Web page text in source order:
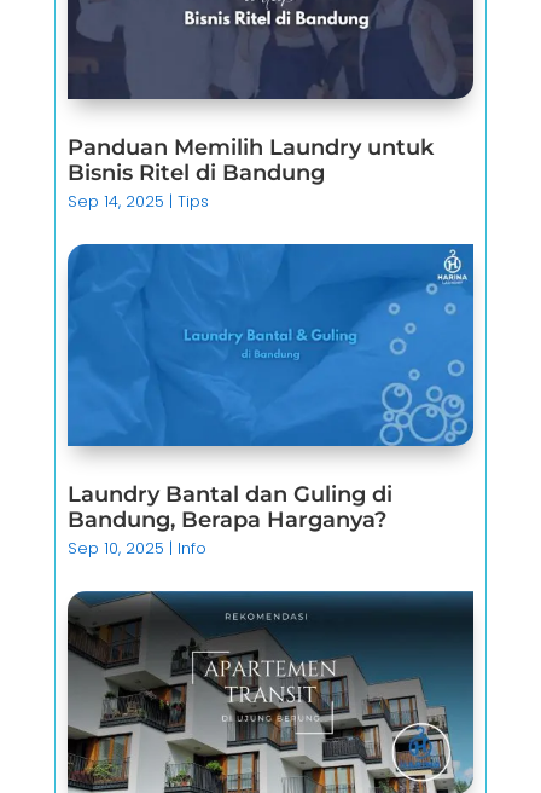
Panduan Memilih Laundry untuk
Bisnis Ritel di Bandung
Sep 14, 2025 |Tips
Laundry Bantal dan Guling di
Bandung, Berapa Harganya?
Sep 10, 2025 | Info